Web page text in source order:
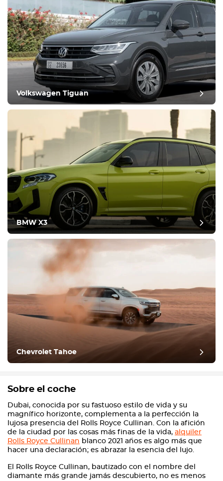
Volkswagen Tiguan
BMW X3
Chevrolet Tahoe
Sobre el coche
Dubai, conocida por su fastuoso estilo de vida y su
magnífico horizonte, complementa a la perfección la
lujosa presencia del Rolls Royce Cullinan. Con la afición
de la ciudad por las cosas más finas de la vida, alquiler
Rolls Royce Cullinan blanco 2021 años es algo más que
hacer una declaración; es abrazar la esencia del lujo.
El Rolls Royce Cullinan, bautizado con el nombre del
diamante más grande jamás descubierto, no es menos